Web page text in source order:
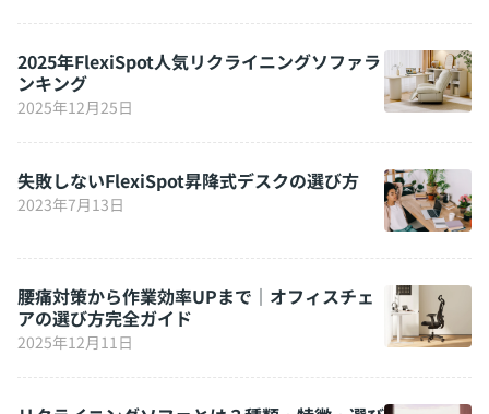
2025年FlexiSpot人気リクライニングソファラ
ンキング
2025年12月25日
失敗しないFlexiSpot昇降式デスクの選び方
2023年7月13日
腰痛対策から作業効率UPまで｜オフィスチェ
アの選び方完全ガイド
2025年12月11日